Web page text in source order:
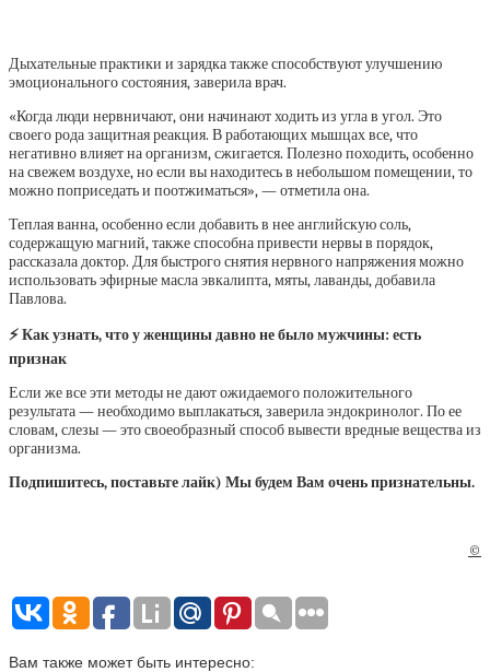
Дыхательные практики и зарядка также способствуют улучшению
эмоционального состояния, заверила врач.
«Когда люди нервничают, они начинают ходить из угла в угол. Это
своего рода защитная реакция. В работающих мышцах все, что
негативно влияет на организм, сжигается. Полезно походить, особенно
на свежем воздухе, но если вы находитесь в небольшом помещении, то
можно поприседать и поотжиматься», — отметила она.
Теплая ванна, особенно если добавить в нее английскую соль,
содержащую магний, также способна привести нервы в порядок,
рассказала доктор. Для быстрого снятия нервного напряжения можно
использовать эфирные масла эвкалипта, мяты, лаванды, добавила
Павлова.
⚡ Как узнать, что у женщины давно не было мужчины: есть
признак
Если же все эти методы не дают ожидаемого положительного
результата — необходимо выплакаться, заверила эндокринолог. По ее
словам, слезы — это своеобразный способ вывести вредные вещества из
организма.
Подпишитесь, поставьте лайк) Мы будем Вам очень признательны.
©
Вам также может быть интересно: